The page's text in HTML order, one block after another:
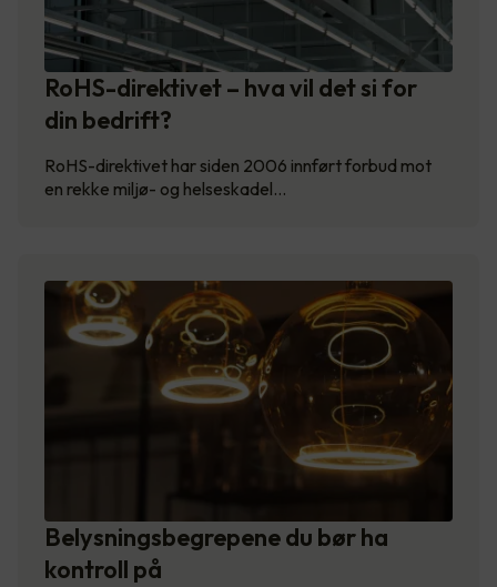
RoHS-direktivet – hva vil det si for
din bedrift?
RoHS-direktivet har siden 2006 innført forbud mot
en rekke miljø- og helseskadel…
Belysningsbegrepene du bør ha
kontroll på